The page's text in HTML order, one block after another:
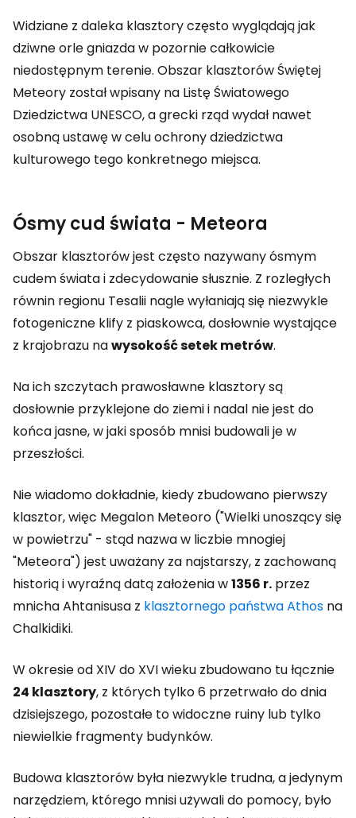
Widziane z daleka klasztory często wyglądają jak
dziwne orle gniazda w pozornie całkowicie
niedostępnym terenie. Obszar klasztorów Świętej
Meteory został wpisany na Listę Światowego
Dziedzictwa UNESCO, a grecki rząd wydał nawet
osobną ustawę w celu ochrony dziedzictwa
kulturowego tego konkretnego miejsca.
Ósmy cud świata - Meteora
Obszar klasztorów jest często nazywany ósmym
cudem świata i zdecydowanie słusznie. Z rozległych
równin regionu Tesalii nagle wyłaniają się niezwykle
fotogeniczne klify z piaskowca, dosłownie wystające
z krajobrazu nawysokość setek metrów.
Na ich szczytach prawosławne klasztory są
dosłownie przyklejone do ziemi i nadal nie jest do
końca jasne, w jaki sposób mnisi budowali je w
przeszłości.
Nie wiadomo dokładnie, kiedy zbudowano pierwszy
klasztor, więc Megalon Meteoro ("Wielki unoszący się
w powietrzu" - stąd nazwa w liczbie mnogiej
"Meteora") jest uważany za najstarszy, z zachowaną
historią i wyraźną datą założenia w1356 r. przez
mnicha Ahtanisusa z klasztornego państwa Athos na
Chalkidiki.
W okresie od XIV do XVI wieku zbudowano tu łącznie
24 klasztory, z których tylko 6 przetrwało do dnia
dzisiejszego, pozostałe to widoczne ruiny lub tylko
niewielkie fragmenty budynków.
Budowa klasztorów była niezwykle trudna, a jedynym
narzędziem, którego mnisi używali do pomocy, było